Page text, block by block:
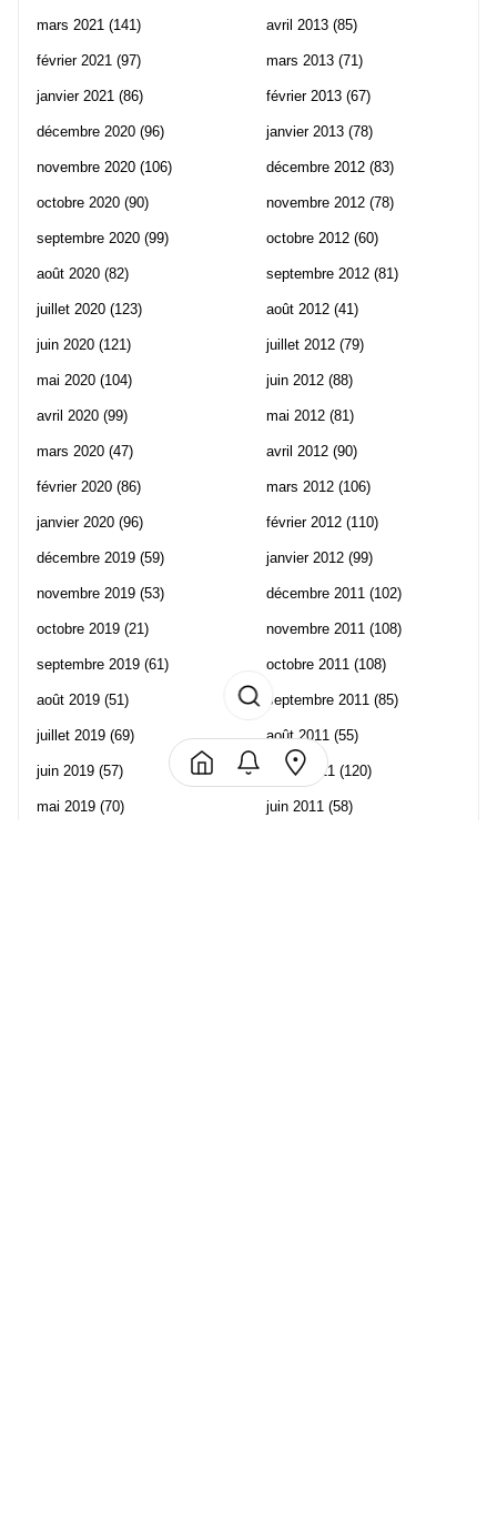
mars 2021 (141)
février 2021 (97)
janvier 2021 (86)
décembre 2020 (96)
novembre 2020 (106)
octobre 2020 (90)
septembre 2020 (99)
août 2020 (82)
juillet 2020 (123)
juin 2020 (121)
mai 2020 (104)
avril 2020 (99)
mars 2020 (47)
février 2020 (86)
janvier 2020 (96)
décembre 2019 (59)
novembre 2019 (53)
octobre 2019 (21)
septembre 2019 (61)
août 2019 (51)
juillet 2019 (69)
juin 2019 (57)
mai 2019 (70)
avril 2013 (85)
mars 2013 (71)
février 2013 (67)
janvier 2013 (78)
décembre 2012 (83)
novembre 2012 (78)
octobre 2012 (60)
septembre 2012 (81)
août 2012 (41)
juillet 2012 (79)
juin 2012 (88)
mai 2012 (81)
avril 2012 (90)
mars 2012 (106)
février 2012 (110)
janvier 2012 (99)
décembre 2011 (102)
novembre 2011 (108)
octobre 2011 (108)
septembre 2011 (85)
août 2011 (55)
juillet 2011 (120)
juin 2011 (58)